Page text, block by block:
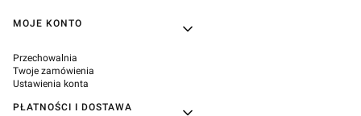
Linki w stopce
MOJE KONTO
Przechowalnia
Twoje zamówienia
Ustawienia konta
PŁATNOŚCI I DOSTAWA